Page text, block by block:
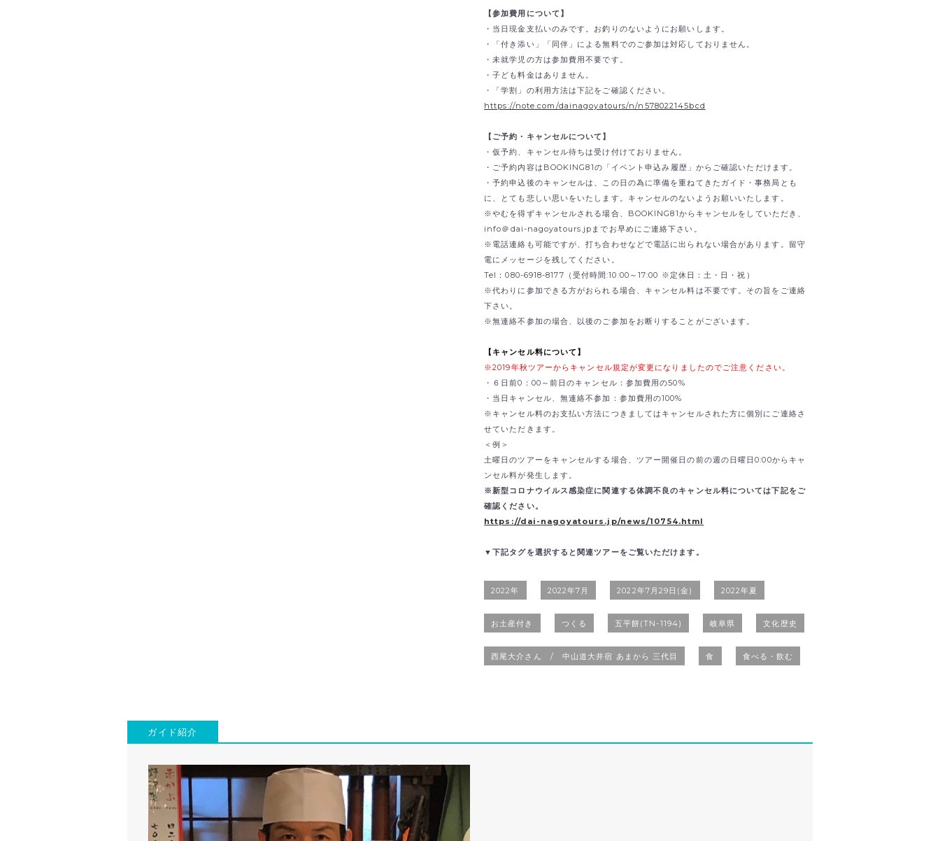
【参加費用について】
・当日現金支払いのみです。 お釣りのないようにお願いします。
・「付き添い」「同伴」による無料でのご参加は対応しておりません。
・未就学児の方は参加費用不要です。
・子ども料金はありません。
・「学割」の利用方法は下記をご確認ください。
https://note.com/dainagoyatours/n/n578022145bcd
【ご予約・キャンセルについて】
・仮予約、キャンセル待ちは受け付けておりません。
・ご予約内容はBOOKING81の「イベント申込み履歴」からご確認いただけます。
・予約申込後のキャンセルは、この日の為に準備を重ねてきたガイド・事務局とも
に、とても悲しい思いをいたします。キャンセルのないようお願いいたします。
※やむを得ずキャンセルされる場合、BOOKING81からキャンセルをしていただき、
info＠dai-nagoyatours.jpまでお早めにご連絡下さい。
※電話連絡も可能ですが、打ち合わせなどで電話に出られない場合があります。留守
電にメッセージを残してください。
Tel：080-6918-8177（受付時間:10:00～17:00 ※定休日：土・日・祝）
※代わりに参加できる方がおられる場合、キャンセル料は不要です。その旨をご連絡
下さい。
※無連絡不参加の場合、以後のご参加をお断りすることがございます。
【キャンセル料について】
※2019年秋ツアーからキャンセル規定が変更になりましたのでご注意ください。
・６日前0：00～前日のキャンセル：参加費用の50%
・当日キャンセル、無連絡不参加：参加費用の100%
※キャンセル料のお支払い方法につきましてはキャンセルされた方に個別にご連絡さ
せていただきます。
＜例＞
土曜日のツアーをキャンセルする場合、ツアー開催日の前の週の日曜日0:00からキャ
ンセル料が発生します。
※新型コロナウイルス感染症に関連する体調不良のキャンセル料については下記をご
確認ください。
https://dai-nagoyatours.jp/news/10754.html
▼下記タグを選択すると関連ツアーをご覧いただけます。
2022年 2022年7月 2022年7月29日(金) 2022年夏
お土産付き つくる 五平餅(TN-1194) 岐阜県 文化歴史
西尾大介さん / 中山道大井宿 あまから 三代目 食 食べる・飲む
ガイド紹介